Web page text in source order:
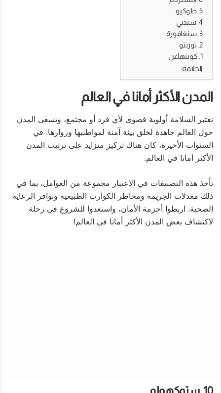
5. طوكيو
4. سيدني
3. سنغافورة
2. تورنتو
1. كوبنهاغن
الخاتمة
المدن الأكثر أمانا في العالم
تعتبر السلامة أولوية قصوى لأي فرد أو مجتمع، وتسعى المدن
حول العالم جاهدة لخلق بيئة آمنة لمواطنيها وزوارها. في
السنوات الأخيرة، كان هناك تركيز متزايد على ترتيب المدن
الأكثر أمانا في العالم.
تأخذ هذه التصنيفات في الاعتبار مجموعة من العوامل، بما في
ذلك معدلات الجريمة ومخاطر الكوارث الطبيعية وتوافر الرعاية
الصحية. اربطوا أحزمة الأمان، واستعدوا للشروع في رحلة
لاكتشاف بعض المدن الأكثر أمانا في العالم!